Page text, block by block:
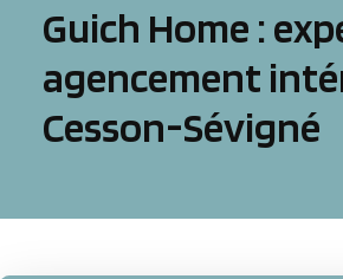
Guich Home :
agencement
Cesson-Sévigné